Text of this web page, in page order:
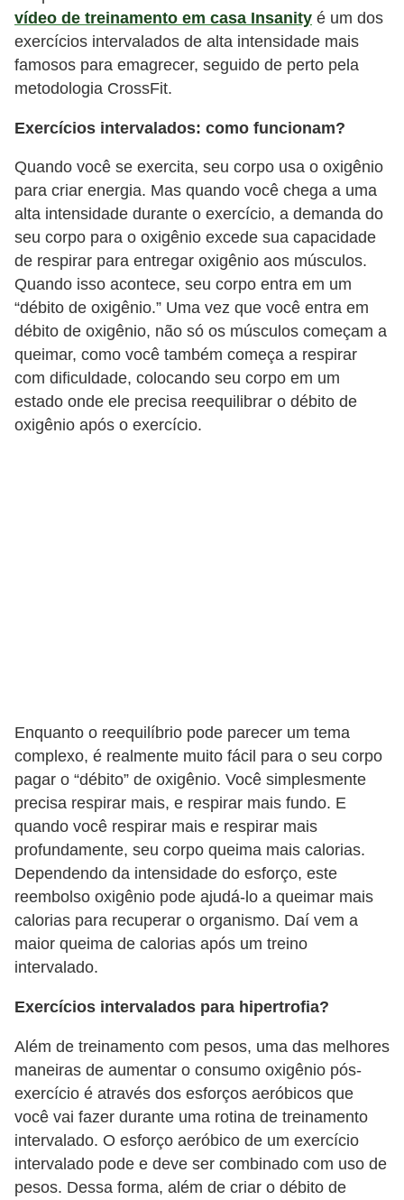
vídeo de treinamento em casa Insanity é um dos
exercícios intervalados de alta intensidade mais
famosos para emagrecer, seguido de perto pela
metodologia CrossFit.
Exercícios intervalados: como funcionam?
Quando você se exercita, seu corpo usa o oxigênio
para criar energia. Mas quando você chega a uma
alta intensidade durante o exercício, a demanda do
seu corpo para o oxigênio excede sua capacidade
de respirar para entregar oxigênio aos músculos.
Quando isso acontece, seu corpo entra em um
“débito de oxigênio.” Uma vez que você entra em
débito de oxigênio, não só os músculos começam a
queimar, como você também começa a respirar
com dificuldade, colocando seu corpo em um
estado onde ele precisa reequilibrar o débito de
oxigênio após o exercício.
Enquanto o reequilíbrio pode parecer um tema
complexo, é realmente muito fácil para o seu corpo
pagar o “débito” de oxigênio. Você simplesmente
precisa respirar mais, e respirar mais fundo. E
quando você respirar mais e respirar mais
profundamente, seu corpo queima mais calorias.
Dependendo da intensidade do esforço, este
reembolso oxigênio pode ajudá-lo a queimar mais
calorias para recuperar o organismo. Daí vem a
maior queima de calorias após um treino
intervalado.
Exercícios intervalados para hipertrofia?
Além de treinamento com pesos, uma das melhores
maneiras de aumentar o consumo oxigênio pós-
exercício é através dos esforços aeróbicos que
você vai fazer durante uma rotina de treinamento
intervalado. O esforço aeróbico de um exercício
intervalado pode e deve ser combinado com uso de
pesos. Dessa forma, além de criar o débito de